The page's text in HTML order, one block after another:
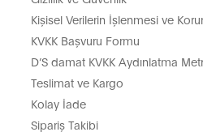
Kişisel Verilerin İşlenmesi ve
KVKK Başvuru Formu
D’S damat KVKK Aydınlatma
Teslimat ve Kargo
Kolay İade
Sipariş Takibi